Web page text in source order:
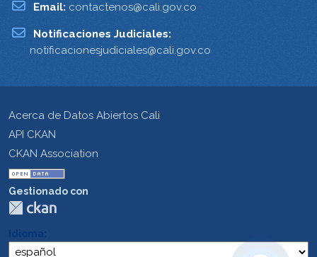
Email: contactenos@cali.gov.co
Notificaciones Judiciales:
notificacionesjudiciales@cali.gov.co
Acerca de Datos Abiertos Cali
API CKAN
CKAN Association
Gestionado con